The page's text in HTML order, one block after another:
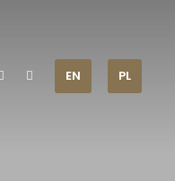
EN PL